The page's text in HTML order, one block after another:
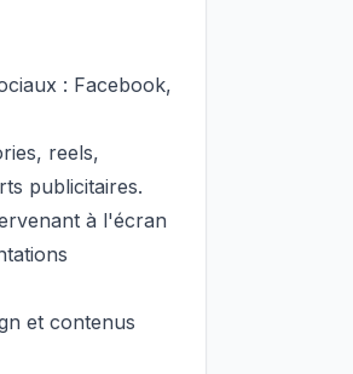
: Facebook,
reels,
publicitaires.
à l'écran
et contenus